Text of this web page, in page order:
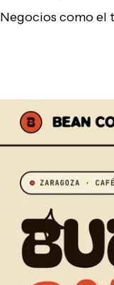
Negocios como el